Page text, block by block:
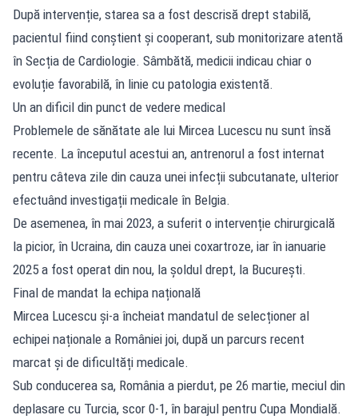
După intervenție, starea sa a fost descrisă drept stabilă,
pacientul fiind conștient și cooperant, sub monitorizare atentă
în Secția de Cardiologie. Sâmbătă, medicii indicau chiar o
evoluție favorabilă, în linie cu patologia existentă.
Un an dificil din punct de vedere medical
Problemele de sănătate ale lui Mircea Lucescu nu sunt însă
recente. La începutul acestui an, antrenorul a fost internat
pentru câteva zile din cauza unei infecții subcutanate, ulterior
efectuând investigații medicale în Belgia.
De asemenea, în mai 2023, a suferit o intervenție chirurgicală
la picior, în Ucraina, din cauza unei coxartroze, iar în ianuarie
2025 a fost operat din nou, la șoldul drept, la București.
Final de mandat la echipa națională
Mircea Lucescu și-a încheiat mandatul de selecționer al
echipei naționale a României joi, după un parcurs recent
marcat și de dificultăți medicale.
Sub conducerea sa, România a pierdut, pe 26 martie, meciul din
deplasare cu Turcia, scor 0-1, în barajul pentru Cupa Mondială.